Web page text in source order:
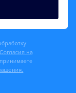
Согласия на